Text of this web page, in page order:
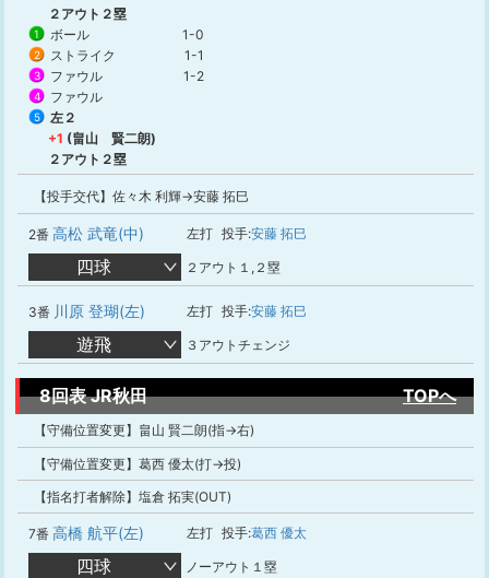
２アウト２塁
1 ボール 1-0
2 ストライク 1-1
3 ファウル 1-2
4 ファウル
5
左２
+1 (畠山 賢二朗)
２アウト２塁
【投手交代】佐々木 利輝→安藤 拓巳
2番 高松 武竜(中) 左打 投手:安藤 拓巳
四球 ２アウト１,２塁
3番 川原 登瑚(左) 左打 投手:安藤 拓巳
遊飛 ３アウトチェンジ
8回表 JR秋田 TOPへ
【守備位置変更】畠山 賢二朗(指→右)
【守備位置変更】葛西 優太(打→投)
【指名打者解除】塩倉 拓実(OUT)
7番 高橋 航平(左) 左打 投手:葛西 優太
四球 ノーアウト１塁